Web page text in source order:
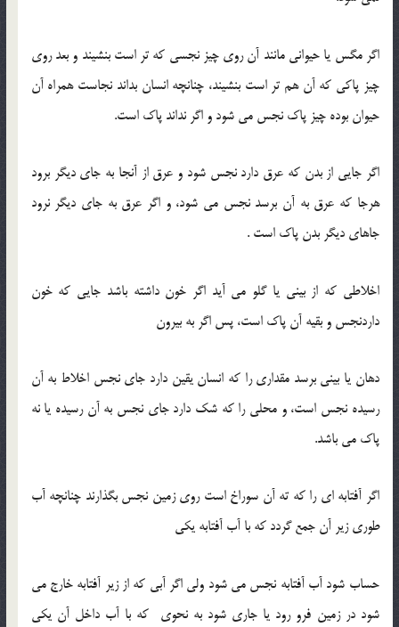
اگر مگس یا حیوانی مانند آن روی چیز نجسی که تر است بنشیند و بعد روی
چیز پاکی که آن هم تر است بنشیند، چنانچه انسان بداند نجاست همراه آن
حیوان بوده چیز پاک نجس می شود و اگر نداند پاک است.
اگر جایی از بدن که عرق دارد نجس شود و عرق از آنجا به جای دیگر برود
هرجا که عرق به آن برسد نجس می شود، و اگر عرق به جای دیگر نرود
جاهای دیگر بدن پاک است .
اخلاطی که از بینی یا گلو می آید اگر خون داشته باشد جایی که خون
داردنجس و بقیه آن پاک است، پس اگر به بیرون
دهان یا بینی برسد مقداری را که انسان یقین دارد جای نجس اخلاط به آن
رسیده نجس است، و محلی را که شک دارد جای نجس به آن رسیده یا نه
پاک می باشد.
اگر آفتابه ای را که ته آن سوراخ است روی زمین نجس بگذارند چنانچه آب
طوری زیر آن جمع گردد که با آب آفتابه یکی
حساب شود آب آفتابه نجس می شود ولی اگر آبی که از زیر آفتابه خارج می
شود در زمین فرو رود یا جاری شود به نحوی که با آب داخل آن یکی